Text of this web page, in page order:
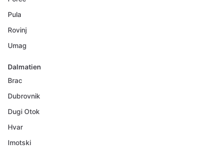
Pula
Rovinj
Umag
Dalmatien
Brac
Dubrovnik
Dugi Otok
Hvar
Imotski